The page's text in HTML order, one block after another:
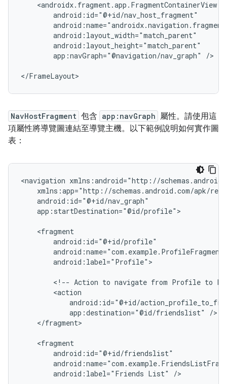
app:navGraph="@navigation/nav_graph"
/>
NavHostFragment 包含 app:navGraph 屬性。請使用這
項屬性將導覽圖連結至導覽主機。以下範例說明如何實作圖
表：
<navigation
app:startDestination="@id/profile">
android:label="Profile">
<!-- Action to navigate from Profile to
app:destination="@id/friendslist"
</fragment>
android:label="Friends List" />